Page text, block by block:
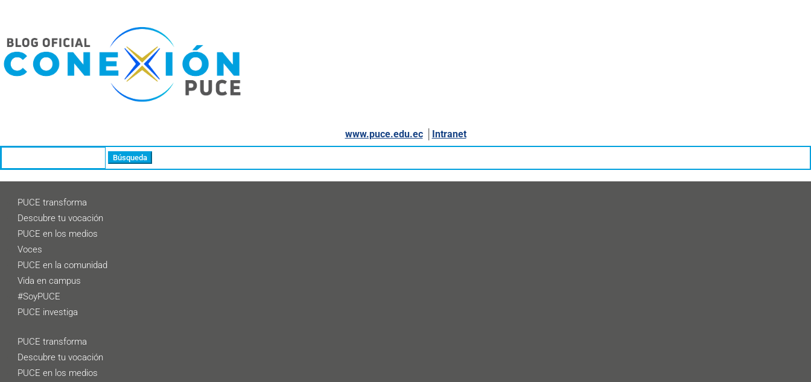
www.puce.edu.ec│ Intranet
PUCE transforma
Descubre tu vocación
PUCE en los medios
Voces
PUCE en la comunidad
Vida en campus
#SoyPUCE
PUCE investiga
PUCE transforma
Descubre tu vocación
PUCE en los medios